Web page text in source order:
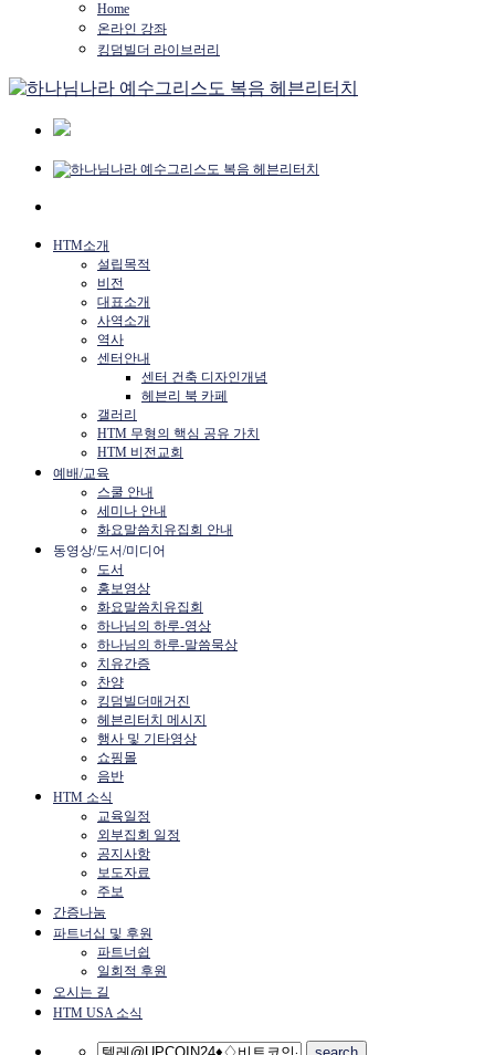
Home
온라인 강좌
킹덤빌더 라이브러리
HTM소개
설립목적
비전
대표소개
사역소개
역사
센터안내
센터 건축 디자인개념
헤븐리 북 카페
갤러리
HTM 무형의 핵심 공유 가치
HTM 비전교회
예배/교육
스쿨 안내
세미나 안내
화요말씀치유집회 안내
동영상/도서/미디어
도서
홍보영상
화요말씀치유집회
하나님의 하루-영상
하나님의 하루-말씀묵상
치유간증
찬양
킹덤빌더매거진
헤븐리터치 메시지
행사 및 기타영상
쇼핑몰
음반
HTM 소식
교육일정
외부집회 일정
공지사항
보도자료
주보
간증나눔
파트너십 및 후원
파트너쉽
일회적 후원
오시는 길
HTM USA 소식